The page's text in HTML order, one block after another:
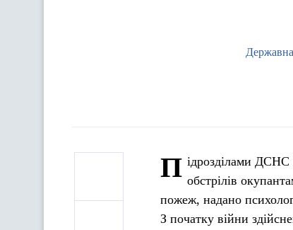
П ідрозділами ДСНС
обстрілів
пожеж, надано
З початку війни